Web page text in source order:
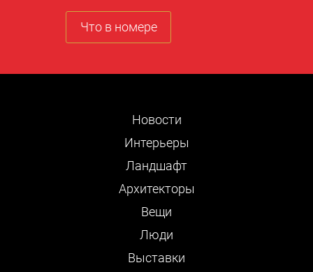
Что в номере
Новости
Интерьеры
Ландшафт
Архитекторы
Вещи
Люди
Выставки